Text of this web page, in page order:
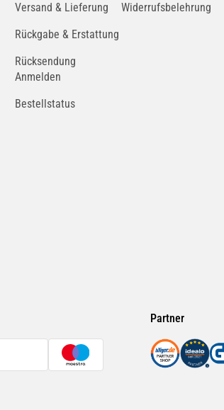
Versand & Lieferung
Rückgabe & Erstattung
Rücksendung
Anmelden
Bestellstatus
Widerrufsbelehrung
Partner